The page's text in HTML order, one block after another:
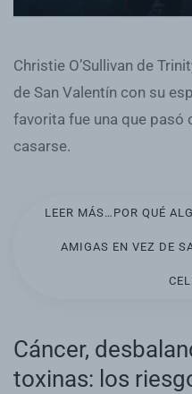
Christie O’Sullivan de
de San Valentín con su
favorita fue una que pasó
casarse.
LEER MÁS…POR QUÉ
AMIGAS EN VEZ DE
Cáncer,
toxinas: los